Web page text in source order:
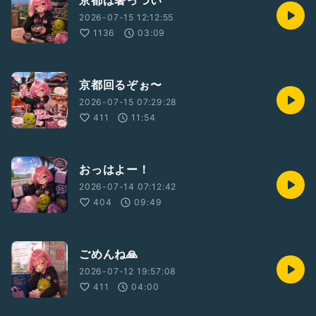
2026-07-15 12:12:55
1136
03:09
京都回るぞぉ〜
2026-07-15 07:29:28
411
11:54
おっはよー！
2026-07-14 07:12:42
404
09:49
ごめんね🙏
2026-07-12 19:57:08
411
04:00